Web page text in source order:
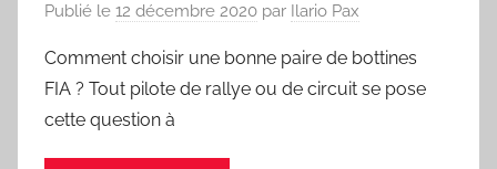
Publié le 12 décembre 2020 par Ilario Pax
Comment choisir une bonne paire de bottines
FIA ? Tout pilote de rallye ou de circuit se pose
cette question à